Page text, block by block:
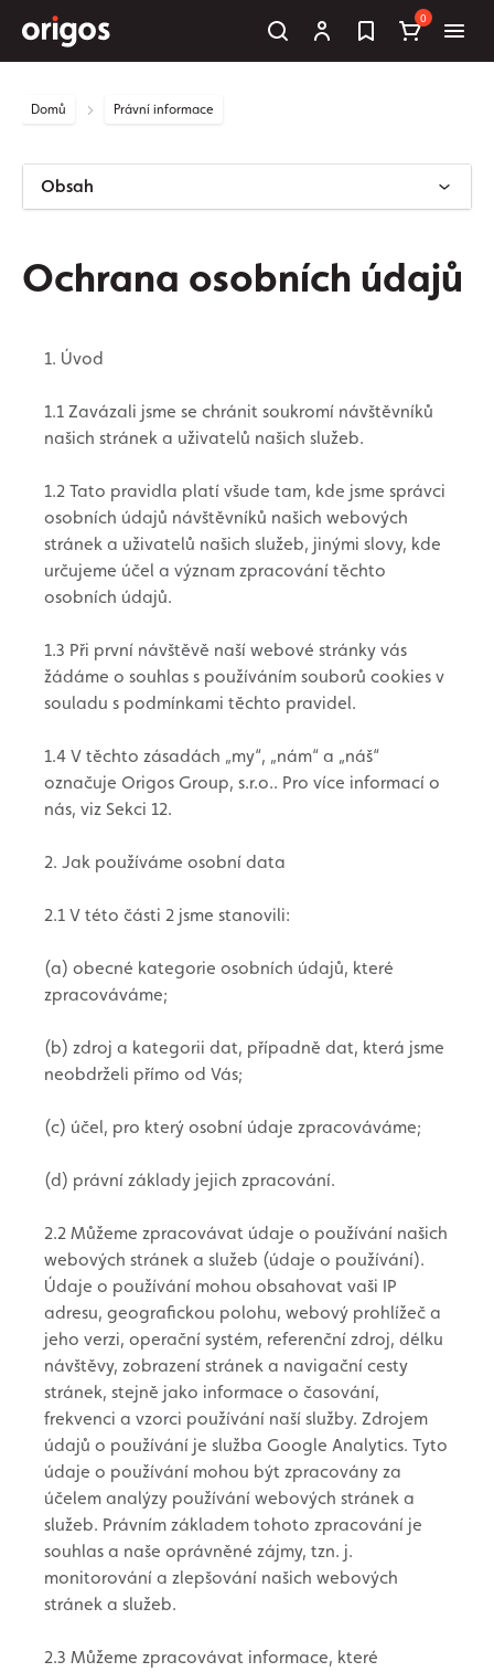
0
Domů Právní informace
Obsah
Ochrana osobních údajů
1. Úvod
1.1 Zavázali jsme se chránit soukromí návštěvníků
našich stránek a uživatelů našich služeb.
1.2 Tato pravidla platí všude tam, kde jsme správci
osobních údajů návštěvníků našich webových
stránek a uživatelů našich služeb, jinými slovy, kde
určujeme účel a význam zpracování těchto
osobních údajů.
1.3 Při první návštěvě naší webové stránky vás
žádáme o souhlas s používáním souborů cookies v
souladu s podmínkami těchto pravidel.
1.4 V těchto zásadách „my“, „nám“ a „náš“
označuje Origos Group, s.r.o.. Pro více informací o
nás, viz Sekci 12.
2. Jak používáme osobní data
2.1 V této části 2 jsme stanovili:
(a) obecné kategorie osobních údajů, které
zpracováváme;
(b) zdroj a kategorii dat, případně dat, která jsme
neobdrželi přímo od Vás;
(c) účel, pro který osobní údaje zpracováváme;
(d) právní základy jejich zpracování.
2.2 Můžeme zpracovávat údaje o používání našich
webových stránek a služeb (údaje o používání).
Údaje o používání mohou obsahovat vaši IP
adresu, geografickou polohu, webový prohlížeč a
jeho verzi, operační systém, referenční zdroj, délku
návštěvy, zobrazení stránek a navigační cesty
stránek, stejně jako informace o časování,
frekvenci a vzorci používání naší služby. Zdrojem
údajů o používání je služba Google Analytics. Tyto
údaje o používání mohou být zpracovány za
účelem analýzy používání webových stránek a
služeb. Právním základem tohoto zpracování je
souhlas a naše oprávněné zájmy, tzn. j.
monitorování a zlepšování našich webových
stránek a služeb.
2.3 Můžeme zpracovávat informace, které